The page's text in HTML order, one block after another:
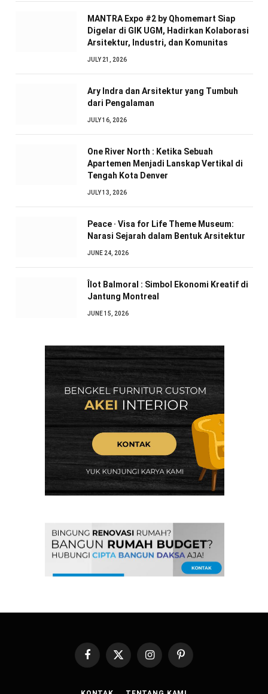
MANTRA Expo #2 by Qhomemart Siap
Digelar di GIK UGM, Hadirkan Kolaborasi
Arsitektur, Industri, dan Komunitas
JULY 21, 2026
Ary Indra dan Arsitektur yang Tumbuh
dari Pengalaman
JULY 16, 2026
One River North : Ketika Sebuah
Apartemen Menjadi Lanskap Vertikal di
Tengah Kota Denver
JULY 13, 2026
Peace · Visa for Life Theme Museum:
Narasi Sejarah dalam Bentuk Arsitektur
JUNE 24, 2026
Îlot Balmoral : Simbol Ekonomi Kreatif di
Jantung Montreal
JUNE 15, 2026
FacebookX
(Twitter)
InstagramPinterest